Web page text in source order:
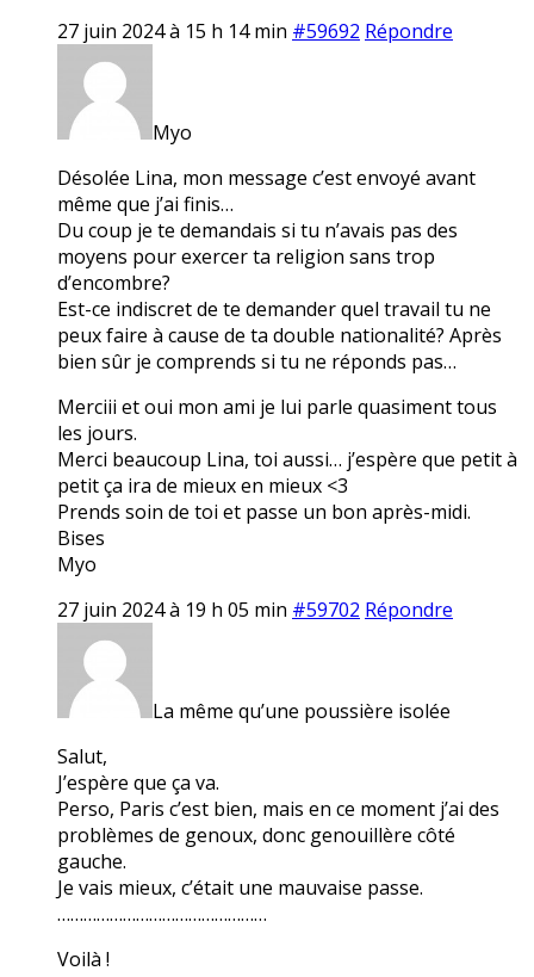
27 juin 2024 à 15 h 14 min #59692 Répondre
Myo
Désolée Lina, mon message c’est envoyé avant
même que j’ai finis…
Du coup je te demandais si tu n’avais pas des
moyens pour exercer ta religion sans trop
d’encombre?
Est-ce indiscret de te demander quel travail tu ne
peux faire à cause de ta double nationalité? Après
bien sûr je comprends si tu ne réponds pas…
Merciii et oui mon ami je lui parle quasiment tous
les jours.
Merci beaucoup Lina, toi aussi… j’espère que petit à
petit ça ira de mieux en mieux <3
Prends soin de toi et passe un bon après-midi.
Bises
Myo
27 juin 2024 à 19 h 05 min #59702 Répondre
La même qu’une poussière isolée
Salut,
J’espère que ça va.
Perso, Paris c’est bien, mais en ce moment j’ai des
problèmes de genoux, donc genouillère côté
gauche.
Je vais mieux, c’était une mauvaise passe.
…………………………………………
Voilà !